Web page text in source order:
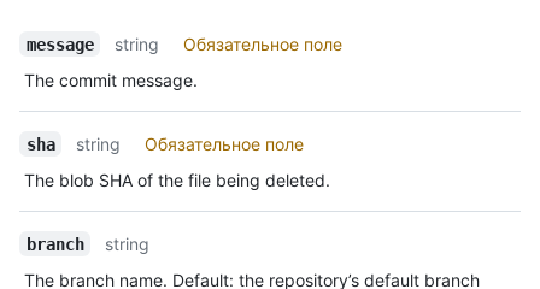
message string
Обязательное поле
The commit message.
sha string
Обязательное поле
The blob SHA of the file being deleted.
branch
string
The branch name. Default: the repository’s default branch